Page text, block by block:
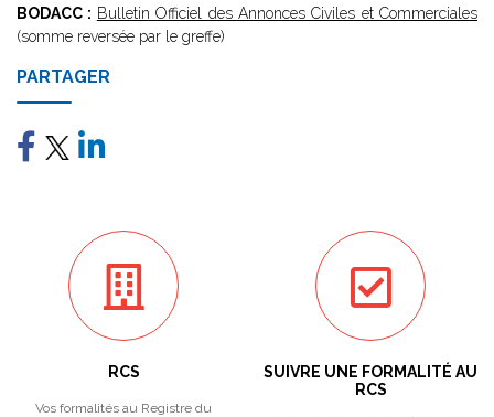
BODACC : Bulletin Officiel des Annonces Civiles et Commerciales
(somme reversée par le greffe)
PARTAGER
RCS
Vos formalités au Registre du
SUIVRE UNE FORMALITÉ AU
RCS